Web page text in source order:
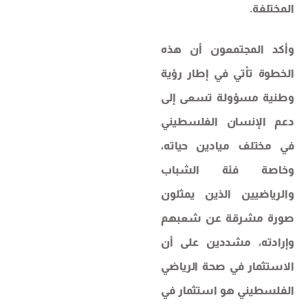
المختلفة.
وأكد المجتمعون أن هذه
الخطوة تأتي في إطار رؤية
وطنية مسؤولة تسعى إلى
دعم الإنسان الفلسطيني
في مختلف ميادين حياته،
وخاصة فئة الشباب
والرياضيين الذين يمثلون
صورة مشرقة عن شعبهم
وإرادته، مشددين على أن
الاستثمار في صحة الرياضي
الفلسطيني هو استثمار في